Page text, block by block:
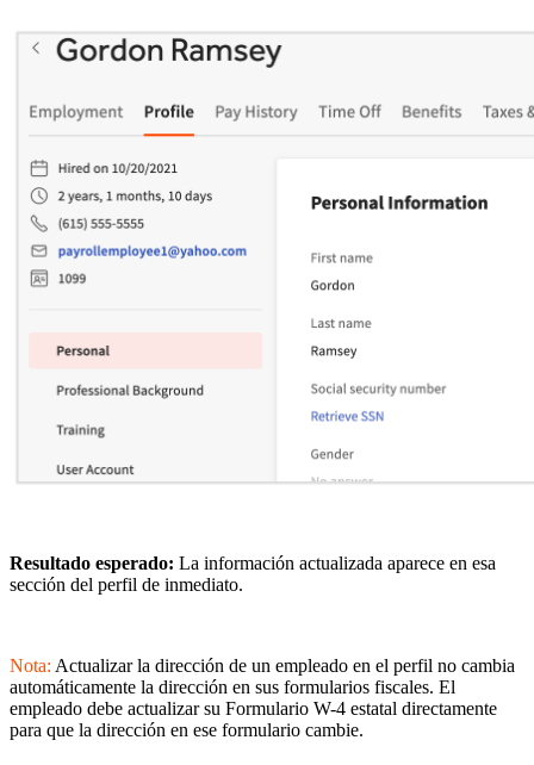
Resultado esperado: La información actualizada aparece en esa
sección del perfil de inmediato.
Nota: Actualizar la dirección de un empleado en el perfil no cambia
automáticamente la dirección en sus formularios fiscales. El
empleado debe actualizar su Formulario W-4 estatal directamente
para que la dirección en ese formulario cambie.